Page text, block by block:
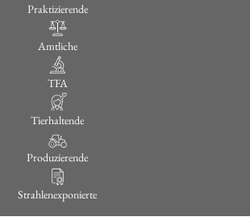
Praktizierende
Amtliche
TFA
Tierhaltende
Produzierende
Strahlenexponierte